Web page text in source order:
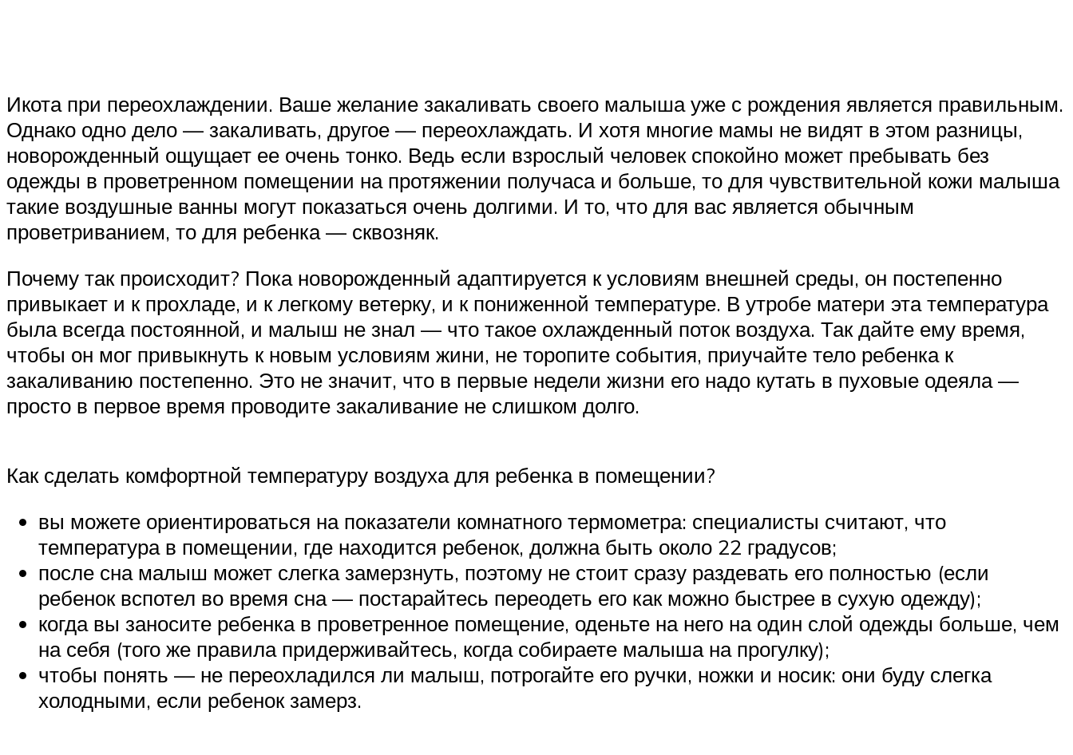
Икота при переохлаждении. Ваше желание закаливать своего малыша уже с рождения является правильным.
Однако одно дело — закаливать, другое — переохлаждать. И хотя многие мамы не видят в этом разницы,
новорожденный ощущает ее очень тонко. Ведь если взрослый человек спокойно может пребывать без
одежды в проветренном помещении на протяжении получаса и больше, то для чувствительной кожи малыша
такие воздушные ванны могут показаться очень долгими. И то, что для вас является обычным
проветриванием, то для ребенка — сквозняк.
Почему так происходит? Пока новорожденный адаптируется к условиям внешней среды, он постепенно
привыкает и к прохладе, и к легкому ветерку, и к пониженной температуре. В утробе матери эта температура
была всегда постоянной, и малыш не знал — что такое охлажденный поток воздуха. Так дайте ему время,
чтобы он мог привыкнуть к новым условиям жини, не торопите события, приучайте тело ребенка к
закаливанию постепенно. Это не значит, что в первые недели жизни его надо кутать в пуховые одеяла —
просто в первое время проводите закаливание не слишком долго.
Как сделать комфортной температуру воздуха для ребенка в помещении?
вы можете ориентироваться на показатели комнатного термометра: специалисты считают, что
температура в помещении, где находится ребенок, должна быть около 22 градусов;
после сна малыш может слегка замерзнуть, поэтому не стоит сразу раздевать его полностью (если
ребенок вспотел во время сна — постарайтесь переодеть его как можно быстрее в сухую одежду);
когда вы заносите ребенка в проветренное помещение, оденьте на него на один слой одежды больше, чем
на себя (того же правила придерживайтесь, когда собираете малыша на прогулку);
чтобы понять — не переохладился ли малыш, потрогайте его ручки, ножки и носик: они буду слегка
холодными, если ребенок замерз.